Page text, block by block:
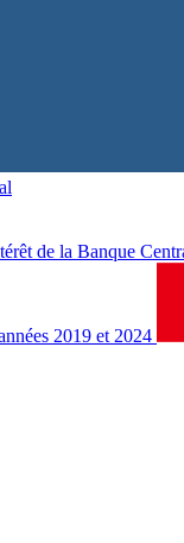
de la Banque
2019 et 2024